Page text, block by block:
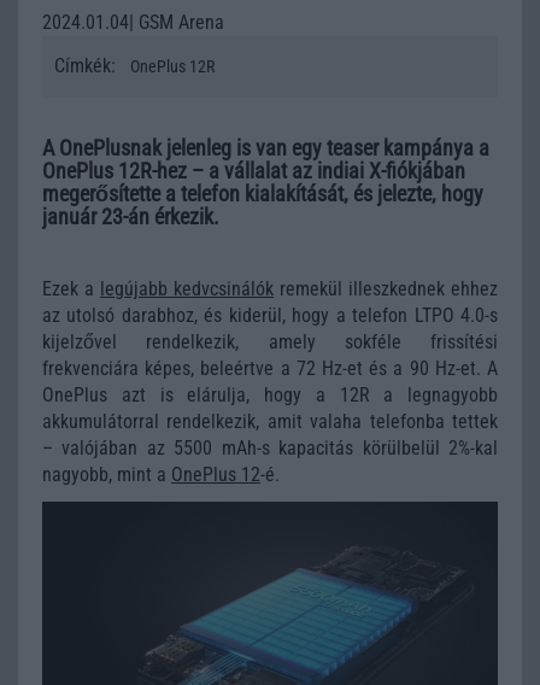
2024.01.04| GSM Arena
Címkék:
OnePlus 12R
A OnePlusnak jelenleg is van egy teaser kampánya a
OnePlus 12R-hez – a vállalat az indiai X-fiókjában
megerősítette a telefon kialakítását, és jelezte, hogy
január 23-án érkezik.
Ezek a legújabb kedvcsinálók remekül illeszkednek ehhez
az utolsó darabhoz, és kiderül, hogy a telefon LTPO 4.0-s
kijelzővel rendelkezik, amely sokféle frissítési
frekvenciára képes, beleértve a 72 Hz-et és a 90 Hz-et. A
OnePlus azt is elárulja, hogy a 12R a legnagyobb
akkumulátorral rendelkezik, amit valaha telefonba tettek
– valójában az 5500 mAh-s kapacitás körülbelül 2%-kal
nagyobb, mint a OnePlus 12-é.